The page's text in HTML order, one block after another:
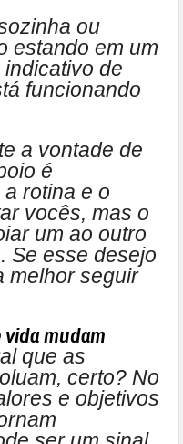
ou
estando em um
de
funcionando
a vontade de
é
rotina e o
vocês, mas o
um ao outro
Se esse desejo
melhor seguir
mudam
que as
certo? No
e objetivos